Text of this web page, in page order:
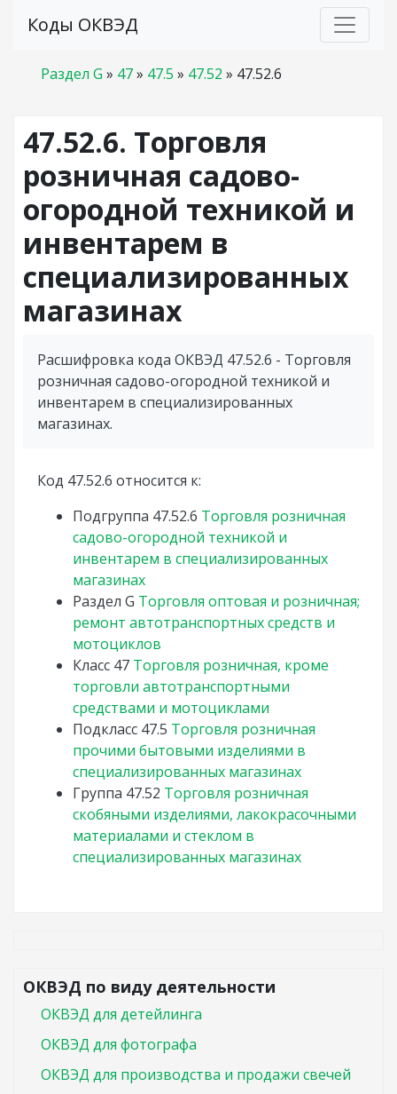
Коды ОКВЭД
Раздел G » 47» 47.5 » 47.52 » 47.52.6
47.52.6. Торговля
розничная садово-
огородной техникой и
инвентарем в
специализированных
магазинах
Расшифровка кода ОКВЭД 47.52.6 - Торговля
розничная садово-огородной техникой и
инвентарем в специализированных
магазинах.
Код 47.52.6 относится к:
Подгруппа 47.52.6 Торговля розничная
садово-огородной техникой и
инвентарем в специализированных
магазинах
Раздел G Торговля оптовая и розничная;
ремонт автотранспортных средств и
мотоциклов
Класс 47 Торговля розничная, кроме
торговли автотранспортными
средствами и мотоциклами
Подкласс 47.5 Торговля розничная
прочими бытовыми изделиями в
специализированных магазинах
Группа 47.52 Торговля розничная
скобяными изделиями, лакокрасочными
материалами и стеклом в
специализированных магазинах
ОКВЭД по виду деятельности
ОКВЭД для детейлинга
ОКВЭД для фотографа
ОКВЭД для производства и продажи свечей